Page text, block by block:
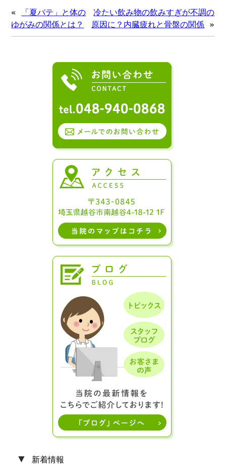
«
「夏バテ」と体の
ゆがみの関係とは？
冷たい飲み物の飲みすぎが不調の
原因に？内臓疲れと骨盤の関係 »
▼ 新着情報